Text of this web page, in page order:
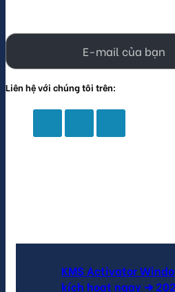
Liên hệ với chúng tôi trên:
KMS Activator
kích hoạt ngay ➔